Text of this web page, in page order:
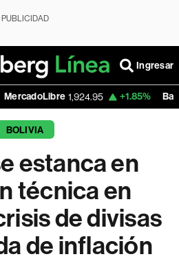
PUBLICIDAD
Ingresar
1,924.95 +1.85% Banco de Bogota
BOLIVIA
estanca en
técnica en
de divisas
de inflación